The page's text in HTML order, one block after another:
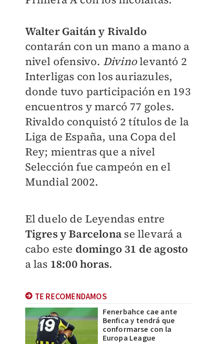
Walter Gaitán y Rivaldo
contarán con un mano a mano a
nivel ofensivo. Divinolevantó 2
Interligas con los auriazules,
donde tuvo participación en 193
encuentros y marcó 77 goles.
Rivaldo conquistó 2 títulos de la
Liga de España, una Copa del
Rey; mientras que a nivel
Selección fue campeón en el
Mundial 2002.
El duelo de Leyendas entre
Tigres y Barcelona se llevará a
cabo este domingo 31 de agosto
a las 18:00 horas.
TE RECOMENDAMOS
Fenerbahce cae ante
Benfica y tendrá que
conformarse con la
Europa League